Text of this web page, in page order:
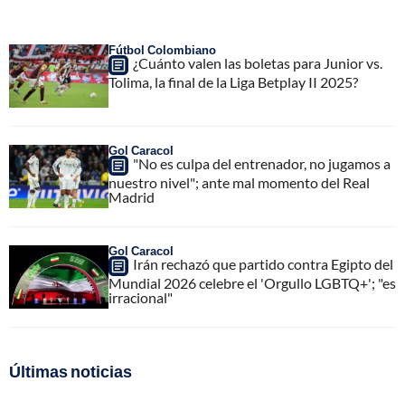
Fútbol Colombiano
¿Cuánto valen las boletas para Junior vs.
Tolima, la final de la Liga Betplay II 2025?
Gol Caracol
"No es culpa del entrenador, no jugamos a
nuestro nivel"; ante mal momento del Real
Madrid
Gol Caracol
Irán rechazó que partido contra Egipto del
Mundial 2026 celebre el 'Orgullo LGBTQ+'; "es
irracional"
Últimas noticias